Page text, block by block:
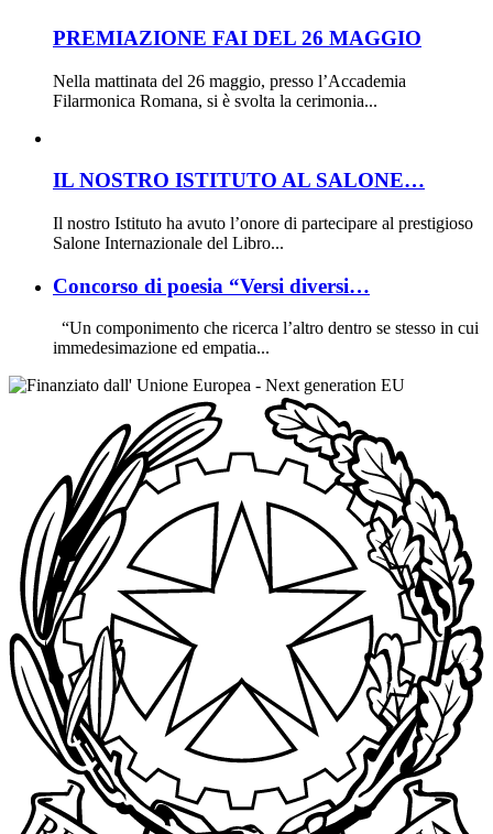
PREMIAZIONE FAI DEL 26 MAGGIO
Nella mattinata del 26 maggio, presso l’Accademia
Filarmonica Romana, si è svolta la cerimonia...
IL NOSTRO ISTITUTO AL SALONE…
Il nostro Istituto ha avuto l’onore di partecipare al prestigioso
Salone Internazionale del Libro...
Concorso di poesia “Versi diversi…
“Un componimento che ricerca l’altro dentro se stesso in cui
immedesimazione ed empatia...